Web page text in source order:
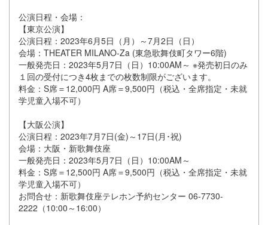
公演日程・会場：
【東京公演】
公演日程：2023年6月5日（月）～7月2日（日）
会場：THEATER MILANO-Za (東急歌舞伎町タワー6階)
一般発売日：2023年5月7日（日）10:00AM～ ※発売初日のみ
１回の受付につき4枚までの枚数制限がございます。
料金：S席＝12,000円 A席＝9,500円（税込・全席指定・未就
学児童入場不可）
【大阪公演】
公演日程：2023年7月7日(金)～17日(月･祝)
会場：大阪・新歌舞伎座
一般発売日：2023年5月7日（日）10:00AM～
料金：S席＝12,500円 A席＝9,500円（税込・全席指定・未就
学児童入場不可）
お問合せ：新歌舞伎座テレホン予約センター 06-7730-
2222（10:00～16:00）